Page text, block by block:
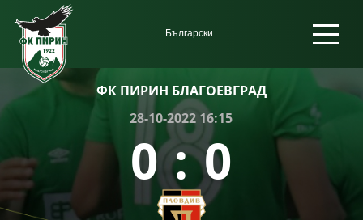
ФК ПИРИН БЛАГОЕВГРАД
28-10-2022 16:15
0 : 0